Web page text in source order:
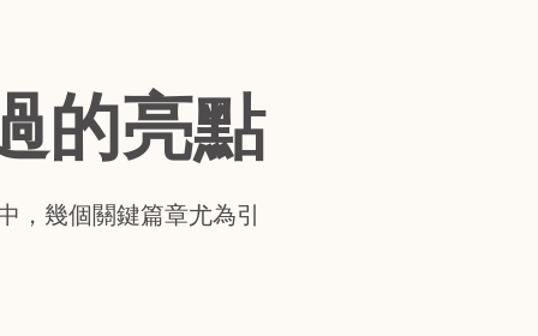
的亮點
，幾個關鍵篇章尤為引